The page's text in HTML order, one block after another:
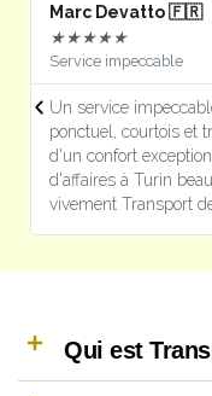
Marc Devatto 🇫🇷
★★★★★
Service impeccable
Un service
ponctuel, courtois et
d'un confort
d'affaires à Turin
vivement Transport
Qui est